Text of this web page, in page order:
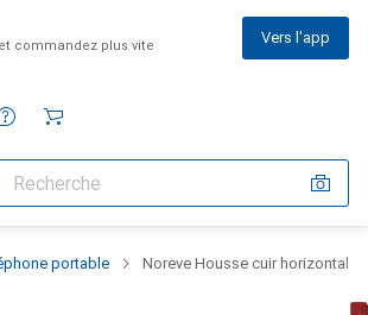
commandez plus vite Vers l'app
portable Noreve Housse cuir horizontal